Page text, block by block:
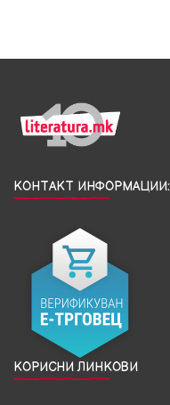
КОНТАКТ ИНФОРМАЦИИ:
КОРИСНИ ЛИНКОВИ